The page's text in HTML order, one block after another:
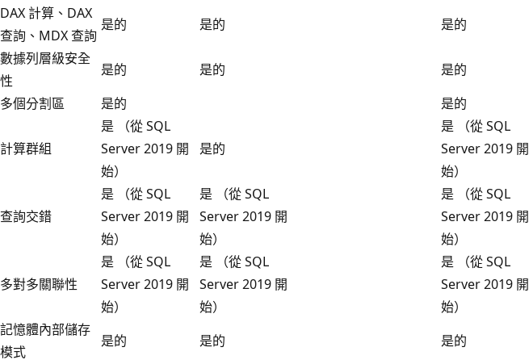
DAX 計算、DAX
查詢、MDX 查詢
是的 是的 是的
數據列層級安全
性
是的 是的 是的
多個分割區
是的 是的
計算群組
是 （從 SQL
Server 2019 開
始）
是的
是 （從 SQL
Server 2019 開
始）
查詢交錯
是 （從 SQL
Server 2019 開
始）
是 （從 SQL
Server 2019 開
始）
是 （從 SQL
Server 2019 開
始）
多對多關聯性
是 （從 SQL
Server 2019 開
始）
是 （從 SQL
Server 2019 開
始）
是 （從 SQL
Server 2019 開
始）
記憶體內部儲存
模式
是的 是的 是的